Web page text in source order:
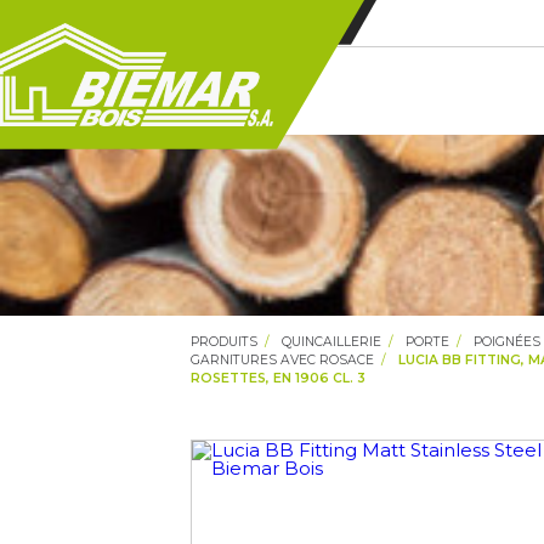
PRODUITS QUINCAILLERIE PORTE
GARNITURES AVEC ROSACE
LUCIA BB FITTING,
ROSETTES, EN 1906 CL. 3